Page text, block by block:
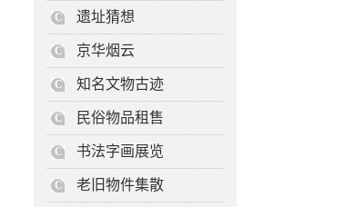
C 遗址猜想
C 京华烟云
C 知名文物古迹
C 民俗物品租售
C 书法字画展览
C 老旧物件集散